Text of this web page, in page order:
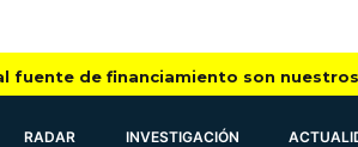
fuente de financiamiento son
RADAR INVESTIGACIÓN